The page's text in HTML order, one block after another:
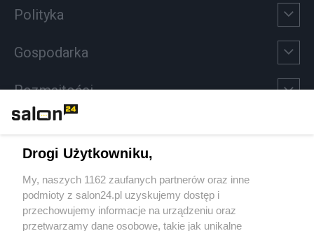
Polityka
Gospodarka
Rozmaitości
Sport
Społeczeństwo
Drogi Użytkowniku,
My, naszych 1162 zaufanych partnerów oraz inne
podmioty z salon24.pl uzyskujemy dostęp i
przechowujemy informacje na urządzeniu oraz
przetwarzamy dane osobowe, takie jak unikalne